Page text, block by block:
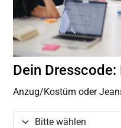
Dein Dresscode:
Anzug/Kostüm oder